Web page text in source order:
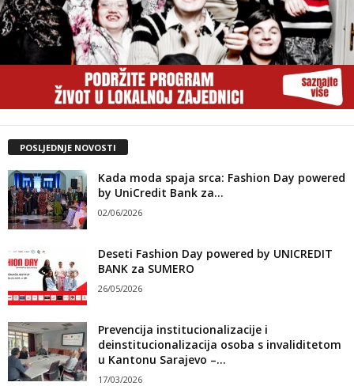
POSLJEDNJE NOVOSTI
Kada moda spaja srca: Fashion Day powered
by UniCredit Bank za...
02/06/2026
Deseti Fashion Day powered by UNICREDIT
BANK za SUMERO
26/05/2026
Prevencija institucionalizacije i
deinstitucionalizacija osoba s invaliditetom
u Kantonu Sarajevo –...
17/03/2026